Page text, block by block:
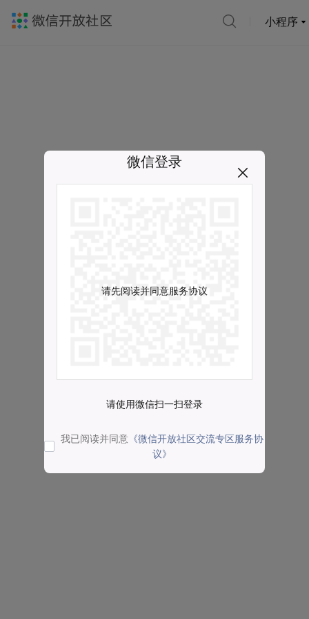
小程序
微信登录
请先阅读并同意服务协议
请使用微信扫一扫登录
我已阅读并同意 《微信开放社区交流专区服务协
议》